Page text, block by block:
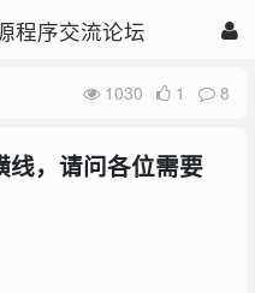
程序交流论坛
1030 1 8
线，请问各位需要